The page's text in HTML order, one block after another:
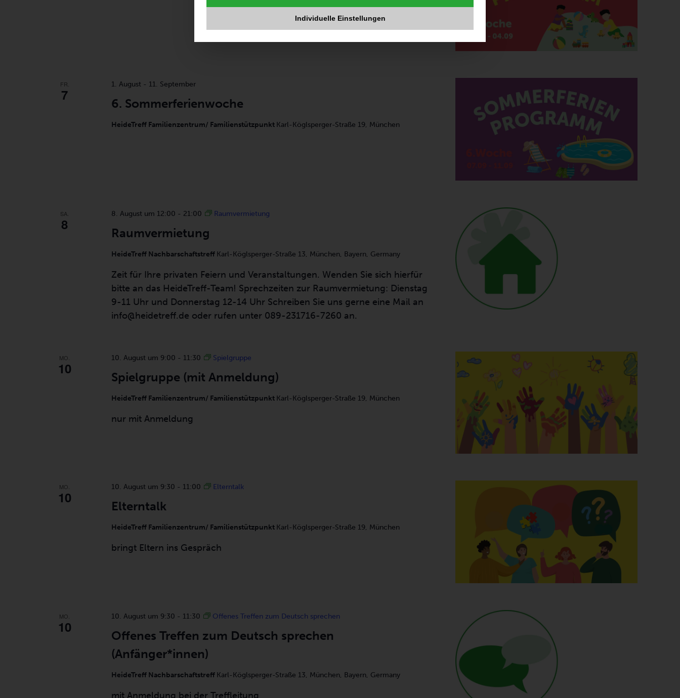
FR.
7
6. Sommerferienwoche
1. August- 11. September
HeideTreff Familienzentrum/ Familienstützpunkt Karl-Köglsperger-Straße 19, München
SA.
8
Raumvermietung
8. August um 12:00 - 21:00 Raumvermietung
HeideTreff Nachbarschaftstreff Karl-Köglsperger-Straße 13, München, Bayern, Germany
Zeit für Ihre privaten Feiern und Veranstaltungen. Wenden Sie sich hierfür
bitte an das HeideTreff-Team! Sprechzeiten zur Raumvermietung: Dienstag
9-11 Uhr und Donnerstag 12-14 Uhr Schreiben Sie uns gerne eine Mail an
info@heidetreff.de oder rufen unter 089-231716-7260 an.
MO.
10
Spielgruppe (mit Anmeldung)
10. August um 9:00 - 11:30 Spielgruppe
HeideTreff Familienzentrum/ Familienstützpunkt Karl-Köglsperger-Straße 19, München
nur mit Anmeldung
MO.
10
Elterntalk
10. August um 9:30 - 11:00 Elterntalk
HeideTreff Familienzentrum/ Familienstützpunkt Karl-Köglsperger-Straße 19, München
bringt Eltern ins Gespräch
MO.
10
Offenes Treffen zum Deutsch sprechen
(Anfänger*innen)
10. August um 9:30 - 11:30 Offenes Treffen zum Deutsch sprechen
HeideTreff Nachbarschaftstreff Karl-Köglsperger-Straße 13, München, Bayern, Germany
mit Anmeldung bei der Treffleitung
Individuelle Einstellungen